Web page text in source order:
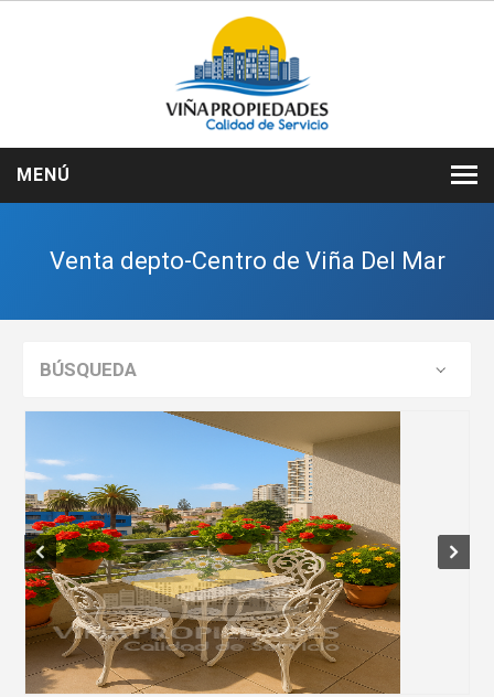
MENÚ
NOSOTROS
VENTAS
ARRIENDOS
SERVICIOS
CONTACTO
Venta depto-Centro de Viña Del Mar
BÚSQUEDA
Prev